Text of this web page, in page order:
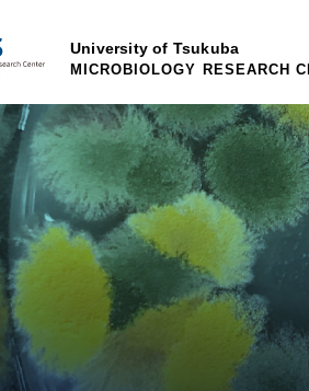
University of Tsukuba
MICROBIOLOGY RESEARCH